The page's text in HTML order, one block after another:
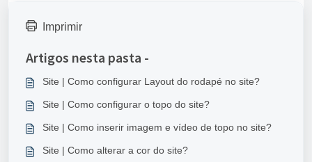
Imprimir
Artigos nesta pasta -
Site | Como configurar Layout do rodapé no site?
Site | Como configurar o topo do site?
Site | Como inserir imagem e vídeo de topo no site?
Site | Como alterar a cor do site?